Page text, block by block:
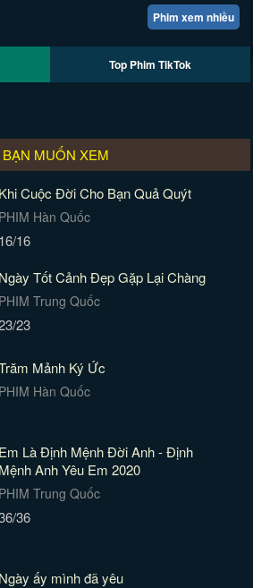
Phim xem nhiều
Top Phim TikTok
MUỐN XEM
Khi Cuộc Đời Cho Bạn Quả Quýt
PHIM Hàn Quốc
16/16
Ngày Tốt Cảnh Đẹp Gặp Lại Chàng
PHIM Trung Quốc
23
Mảnh Ký Ức
PHIM Hàn Quốc
Em Là Định Mệnh Đời Anh - Định
Mệnh Anh Yêu Em 2020
PHIM Trung Quốc
36
Ngày ấy mình đã yêu